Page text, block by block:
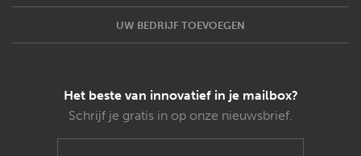
UW BEDRIJF TOEVOEGEN
Het beste van innovatief in je mailbox?
Schrijf je gratis in op onze nieuwsbrief.